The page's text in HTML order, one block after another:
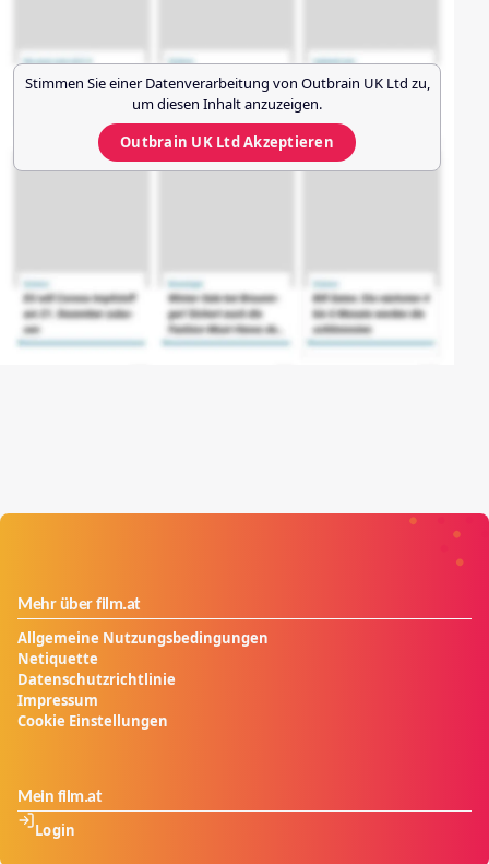
Stimmen Sie einer Datenverarbeitung von Outbrain UK Ltd zu,
um diesen Inhalt anzuzeigen.
Outbrain UK LtdAkzeptieren
Mehr über film.at
Allgemeine Nutzungsbedingungen
Netiquette
Datenschutzrichtlinie
Impressum
Cookie Einstellungen
Mein film.at
Login